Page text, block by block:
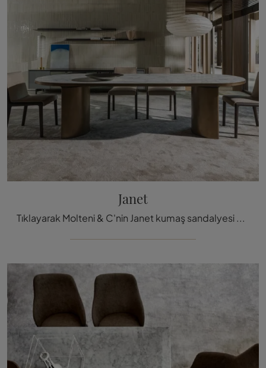
Janet
Tıklayarak Molteni & C'nin Janet kumaş sandalyesi hakkında daha fazla bilgi edinin: En güzel modern sabit sandalyeler